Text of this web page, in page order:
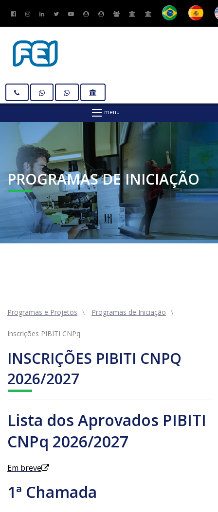
PROGRAMASDE INICIAÇÃO
Programas e Projetos Programas de Iniciação
Inscrições PIBITI CNPq
INSCRIÇÕES PIBITI CNPQ
2026/2027
Lista dos Aprovados PIBITI
CNPq 2026/2027
Em breve
1ª Chamada